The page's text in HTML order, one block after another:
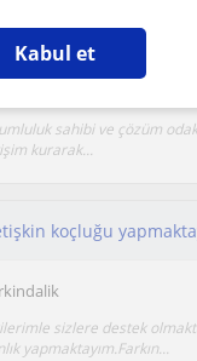
Kabul et
her yaş grubuyla
sahibi ve çözüm
kurarak...
sizlere destek
yapmaktayım.Farkın...